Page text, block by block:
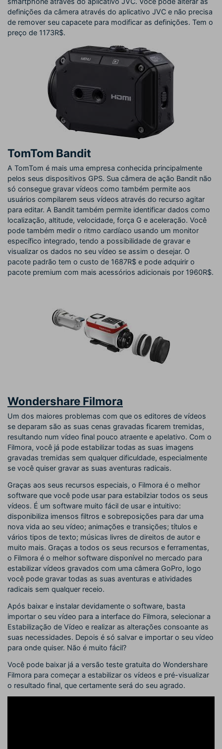
definições da câmera através do aplicativo JVC e não precisa
de remover seu capacete para modificar as definições. Tem o
preço de 1173R$.
TomTom Bandit
A TomTom é mais uma empresa conhecida principalmente
pelos seus dispositivos GPS. Sua câmera de ação Bandit não
só consegue gravar vídeos como também permite aos
usuários compilarem seus vídeos através do recurso agitar
para editar. A Bandit também permite identificar dados como
localização, altitude, velocidade, força G e aceleração. Você
pode também medir o ritmo cardíaco usando um monitor
específico integrado, tendo a possibilidade de gravar e
visualizar os dados no seu vídeo se assim o desejar. O
pacote padrão tem o custo de 1687R$ e pode adquirir o
pacote premium com mais acessórios adicionais por 1960R$.
Wondershare Filmora
Um dos maiores problemas com que os editores de vídeos
se deparam são as suas cenas gravadas ficarem tremidas,
resultando num vídeo final pouco atraente e apelativo. Com o
Filmora, você já pode estabilizar todas as suas imagens
gravadas tremidas sem qualquer dificuldade, especialmente
se você quiser gravar as suas aventuras radicais.
Graças aos seus recursos especiais, o Filmora é o melhor
software que você pode usar para estabilziar todos os seus
vídeos. É um software muito fácil de usar e intuitivo:
disponibiliza imensos filtros e sobreposições para dar uma
nova vida ao seu vídeo; animações e transições; títulos e
vários tipos de texto; músicas livres de direitos de autor e
muito mais. Graças a todos os seus recursos e ferramentas,
o Filmora é o melhor software disponível no mercado para
estabilizar vídeos gravados com uma câmera GoPro, logo
você pode gravar todas as suas aventuras e atividades
radicais sem qualquer receio.
Após baixar e instalar devidamente o software, basta
importar o seu vídeo para a interface do Filmora, selecionar a
Estabilização de Vídeo e realizar as alterações consoante as
suas necessidades. Depois é só salvar e importar o seu vídeo
para onde quiser. Não é muito fácil?
Você pode baixar já a versão teste gratuita do Wondershare
Filmora para começar a estabilizar os vídeos e pré-visualizar
o resultado final, que certamente será do seu agrado.